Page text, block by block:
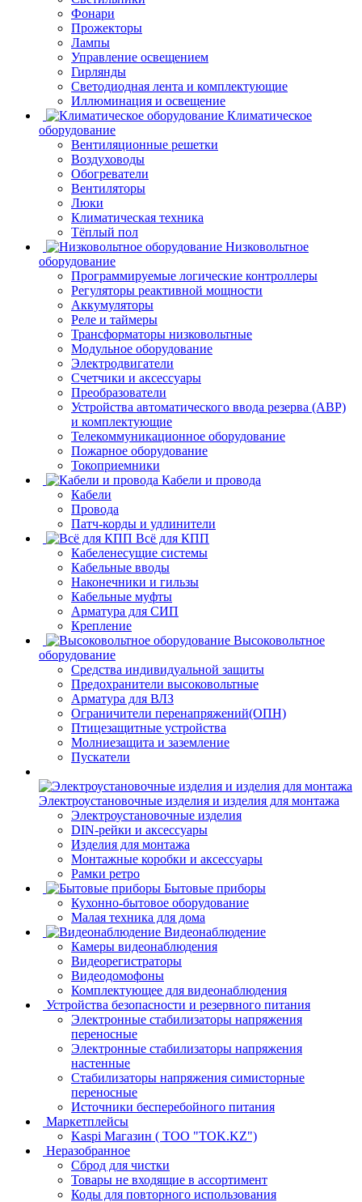
Фонари
Прожекторы
Лампы
Управление освещением
Гирлянды
Светодиодная лента и комплектующие
Иллюминация и освещение
Климатическое
оборудование
Вентиляционные решетки
Воздуховоды
Обогреватели
Вентиляторы
Люки
Климатическая техника
Тёплый пол
Низковольтное
оборудование
Программируемые логические контроллеры
Регуляторы реактивной мощности
Аккумуляторы
Реле и таймеры
Трансформаторы низковольтные
Модульное оборудование
Электродвигатели
Счетчики и аксессуары
Преобразователи
Устройства автоматического ввода резерва (АВР)
и комплектующие
Телекоммуникационное оборудование
Пожарное оборудование
Токоприемники
Кабели и провода
Кабели
Провода
Патч-корды и удлинители
Всё для КПП
Кабеленесущие системы
Кабельные вводы
Наконечники и гильзы
Кабельные муфты
Арматура для СИП
Крепление
Высоковольтное
оборудование
Средства индивидуальной защиты
Предохранители высоковольтные
Арматура для ВЛЗ
Ограничители перенапряжений(ОПН)
Птицезащитные устройства
Молниезащита и заземление
Пускатели
Электроустановочные изделия и изделия для монтажа
Электроустановочные изделия
DIN-рейки и аксессуары
Изделия для монтажа
Монтажные коробки и аксессуары
Рамки ретро
Бытовые приборы
Кухонно-бытовое оборудование
Малая техника для дома
Видеонаблюдение
Камеры видеонаблюдения
Видеорегистраторы
Видеодомофоны
Комплектующее для видеонаблюдения
Устройства безопасности и резервного питания
Электронные стабилизаторы напряжения
переносные
Электронные стабилизаторы напряжения
настенные
Стабилизаторы напряжения симисторные
переносные
Источники бесперебойного питания
Маркетплейсы
Kaspi Магазин ( ТОО "TOK.KZ")
Неразобранное
Сброд для чистки
Товары не входящие в ассортимент
Коды для повторного использования